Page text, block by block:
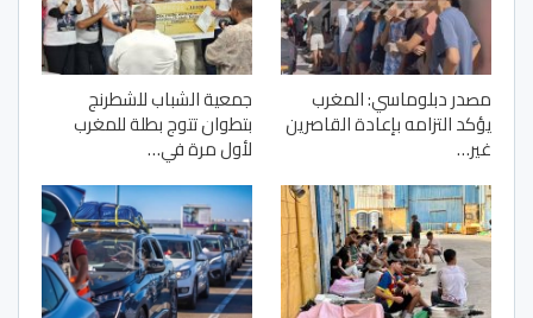
مصدر دبلوماسي: المغرب
يؤكد التزامه بإعادة القاصرين
غير…
جمعية الشباب للشطرنج
بتطوان تتوج بطلة للمغرب
لأول مرة في…